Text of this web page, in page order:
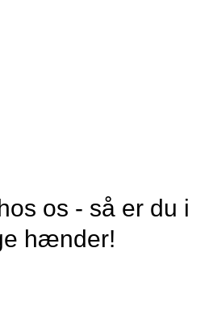
os - så er du i
hænder!